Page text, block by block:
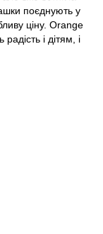
поєднують у
ціну. Orange
і дітям, і